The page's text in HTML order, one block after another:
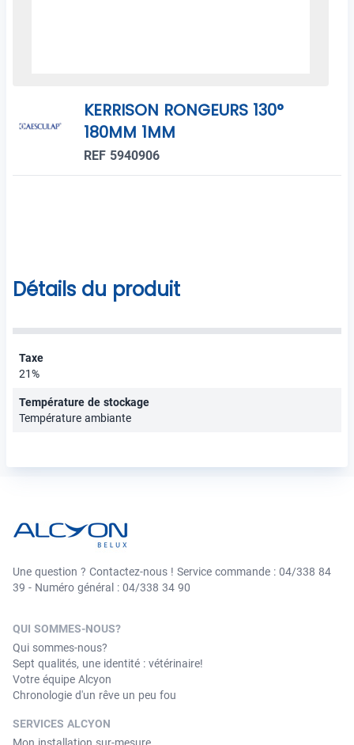
KERRISON RONGEURS 130°
180MM 1MM
REF 5940906
Détails du produit
Taxe
21%
Température de stockage
Température ambiante
Une question ? Contactez-nous ! Service commande : 04/338 84
39 - Numéro général : 04/338 34 90
QUI SOMMES-NOUS?
Qui sommes-nous?
Sept qualités, une identité : vétérinaire!
Votre équipe Alcyon
Chronologie d'un rêve un peu fou
SERVICES ALCYON